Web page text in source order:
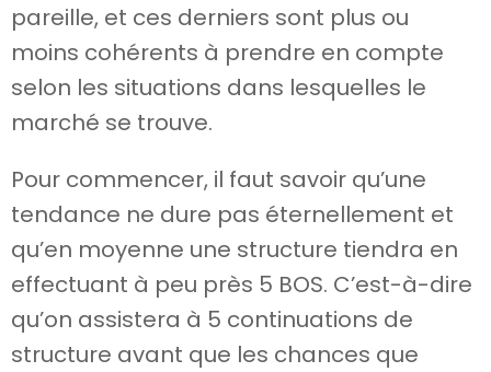
pareille, et ces derniers sont plus ou
moins cohérents à prendre en compte
selon les situations dans lesquelles le
marché se trouve.
Pour commencer, il faut savoir qu’une
tendance ne dure pas éternellement et
qu’en moyenne une structure tiendra en
effectuant à peu près 5 BOS. C’est-à-dire
qu’on assistera à 5 continuations de
structure avant que les chances que